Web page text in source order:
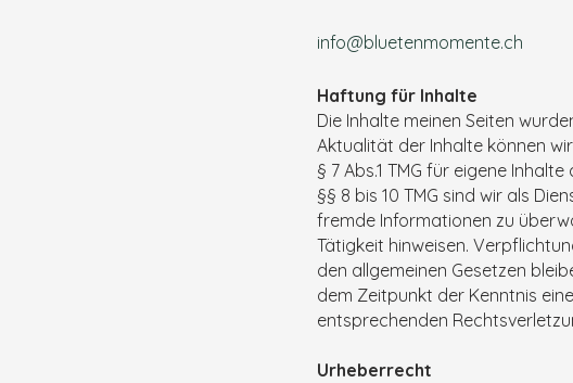
info@bluetenmomente.ch
Haftung für Inhalte
Die Inhalte meinen Seiten
Aktualität der Inhalte können
§ 7 Abs.1 TMG für eigene
§§ 8 bis 10 TMG sind wir als
fremde Informationen zu
Tätigkeit hinweisen.
den allgemeinen Gesetzen
dem Zeitpunkt der Kenntnis
entsprechenden
Urheberrecht